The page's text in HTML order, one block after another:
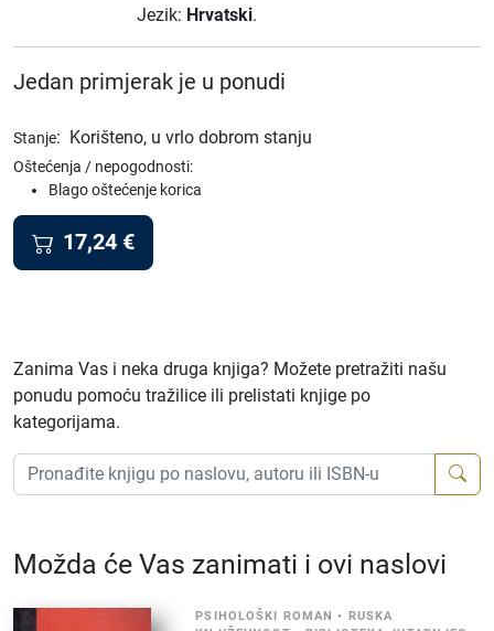
Jezik: Hrvatski.
Jedan primjerak je u ponudi
Stanje: Korišteno, u vrlo dobrom stanju
Oštećenja / nepogodnosti:
Blago oštećenje korica
17,24 €
Zanima Vas i neka druga knjiga? Možete pretražiti našu
ponudu pomoću tražilice ili prelistati knjige po
kategorijama.
Možda će Vas zanimati i ovi naslovi
PSIHOLOŠKI ROMAN • RUSKA